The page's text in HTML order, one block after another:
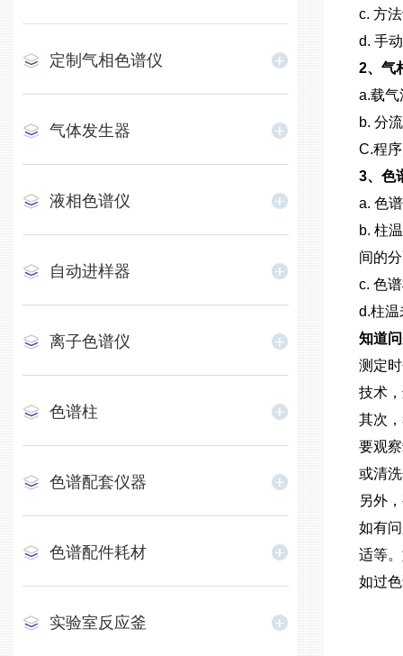
定制气相色谱仪
气体发生器
液相色谱仪
自动进样器
离子色谱仪
色谱柱
色谱配套仪器
色谱配件耗材
实验室反应釜
c. 方
d. 手
2、气
a.载
b. 分
C.程
3、色
a. 色
b. 柱
间的
c. 色
d.柱
知道
测定
技术
其次
要观
或清
另外
如有
适等
如过